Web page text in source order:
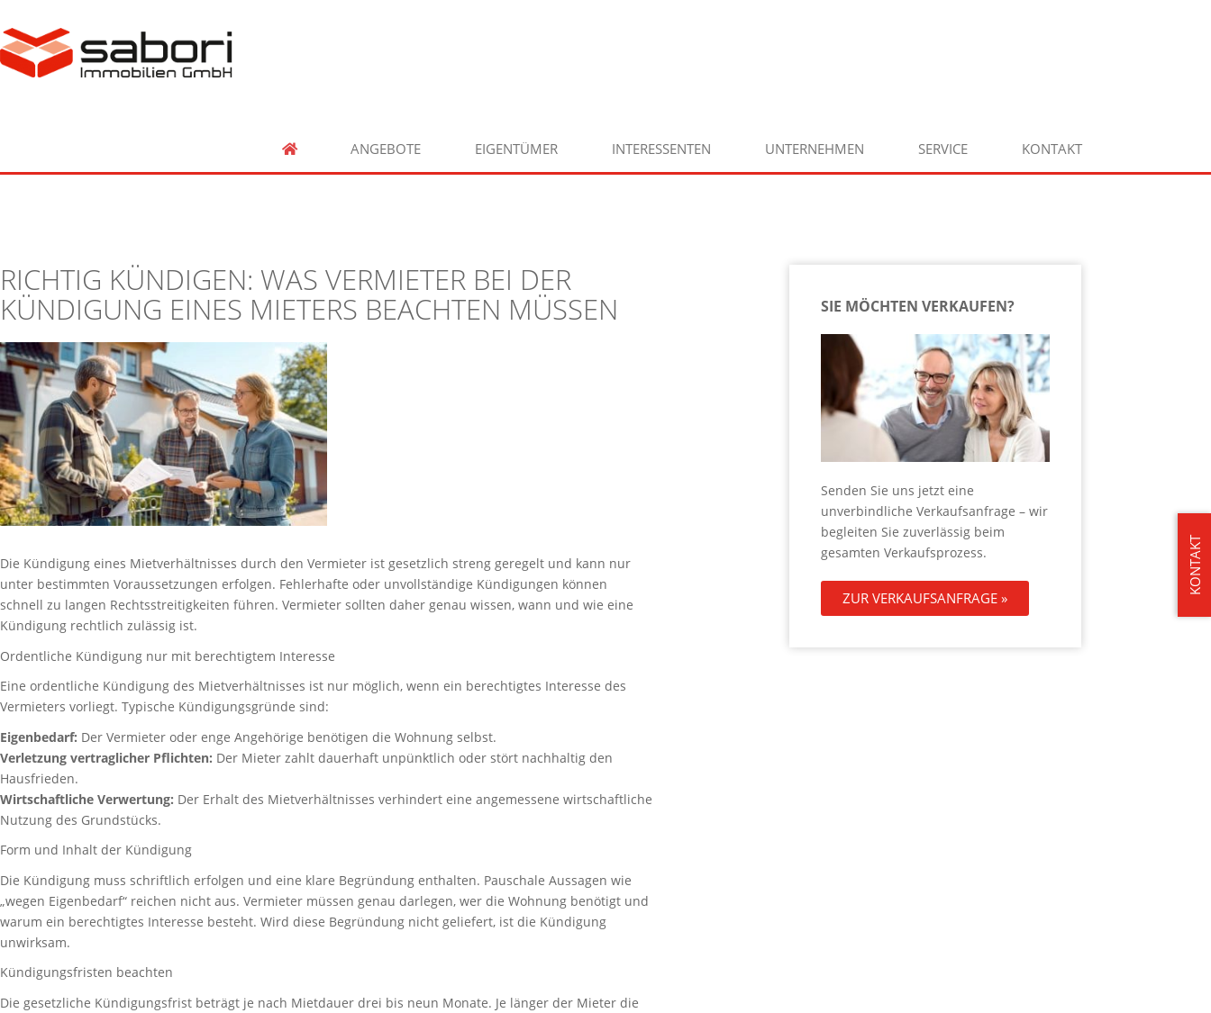
KONTAKT
ANGEBOTE EIGENTÜMER INTERESSENTEN UNTERNEHMEN SERVICE KONTAKT
RICHTIG KÜNDIGEN: WAS VERMIETER BEI DER
KÜNDIGUNG EINES MIETERS BEACHTEN MÜSSEN
Die Kündigung eines Mietverhältnisses durch den Vermieter ist gesetzlich streng geregelt und kann nur
unter bestimmten Voraussetzungen erfolgen. Fehlerhafte oder unvollständige Kündigungen können
schnell zu langen Rechtsstreitigkeiten führen. Vermieter sollten daher genau wissen, wann und wie eine
Kündigung rechtlich zulässig ist.
Ordentliche Kündigung nur mit berechtigtem Interesse
Eine ordentliche Kündigung des Mietverhältnisses ist nur möglich, wenn ein berechtigtes Interesse des
Vermieters vorliegt. Typische Kündigungsgründe sind:
Eigenbedarf: Der Vermieter oder enge Angehörige benötigen die Wohnung selbst.
Verletzung vertraglicher Pflichten: Der Mieter zahlt dauerhaft unpünktlich oder stört nachhaltig den
Hausfrieden.
Wirtschaftliche Verwertung: Der Erhalt des Mietverhältnisses verhindert eine angemessene wirtschaftliche
Nutzung des Grundstücks.
Form und Inhalt der Kündigung
Die Kündigung muss schriftlich erfolgen und eine klare Begründung enthalten. Pauschale Aussagen wie
„wegen Eigenbedarf“ reichen nicht aus. Vermieter müssen genau darlegen, wer die Wohnung benötigt und
warum ein berechtigtes Interesse besteht. Wird diese Begründung nicht geliefert, ist die Kündigung
unwirksam.
Kündigungsfristen beachten
Die gesetzliche Kündigungsfrist beträgt je nach Mietdauer drei bis neun Monate. Je länger der Mieter die
SIE MÖCHTEN VERKAUFEN?
Senden Sie uns jetzt eine
unverbindliche Verkaufsanfrage – wir
begleiten Sie zuverlässig beim
gesamten Verkaufsprozess.
ZUR VERKAUFSANFRAGE »